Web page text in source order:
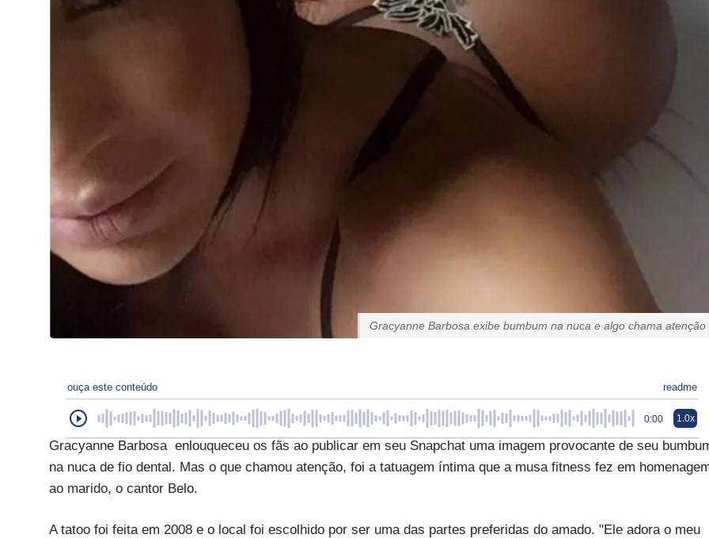
Gracyanne Barbosa exibe bumbum na nuca e algo chama atenção
ouça este conteúdo readme
0:00 1.0x
Gracyanne Barbosa enlouqueceu os fãs ao publicar em seu Snapchat uma imagem provocante de seu
na nuca de fio dental. Mas o que chamou atenção, foi a tatuagem íntima que a musa fitness fez em
ao marido, o cantor Belo.
A tatoo foi feita em 2008 e o local foi escolhido por ser uma das partes preferidas do amado. "Ele adora o meu